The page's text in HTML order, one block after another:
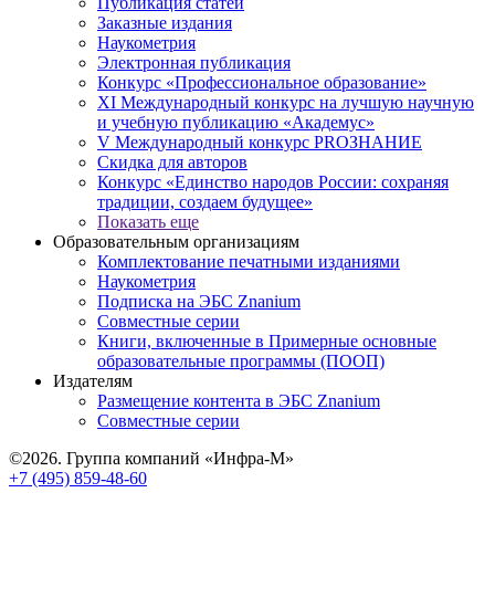
Заказные издания
Наукометрия
Электронная публикация
Конкурс «Профессиональное образование»
XI Международный конкурс на лучшую научную
и учебную публикацию «Академус»
V Международный конкурс PROЗНАНИЕ
Скидка для авторов
Конкурс «Единство народов России: сохраняя
традиции, создаем будущее»
Показать еще
Образовательным организациям
Комплектование печатными изданиями
Наукометрия
Подписка на ЭБС Znanium
Совместные серии
Книги, включенные в Примерные основные
образовательные программы (ПООП)
Издателям
Размещение контента в ЭБС Znanium
Совместные серии
©2026. Группа компаний «Инфра-М»
+7 (495) 859-48-60